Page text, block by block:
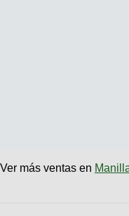
Ver más ventas en